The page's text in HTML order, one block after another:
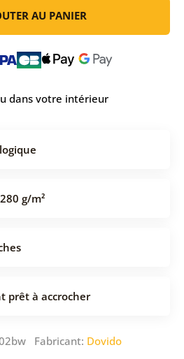
AU PANIER
dans votre intérieur
g/m²
prêt à accrocher
Fabricant: Dovido